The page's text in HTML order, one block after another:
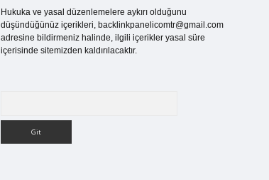
Hukuka ve yasal düzenlemelere aykırı olduğunu
düşündüğünüz içerikleri, backlinkpanelicomtr@gmail.com
adresine bildirmeniz halinde, ilgili içerikler yasal süre
içerisinde sitemizden kaldırılacaktır.